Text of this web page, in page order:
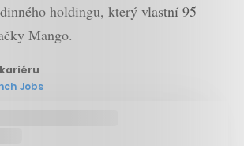
holdingu, který vlastní 95
Mango.
Jobs